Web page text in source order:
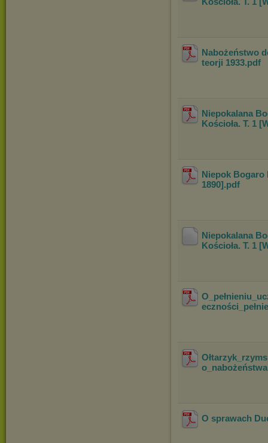
Nabożeństwo
teorji 1933.pdf
Niepokalana
Kościoła. T. 1
Niepok Bogaro
1890] .pdf
Niepokalana
Kościoła. T. 1
O sprawach